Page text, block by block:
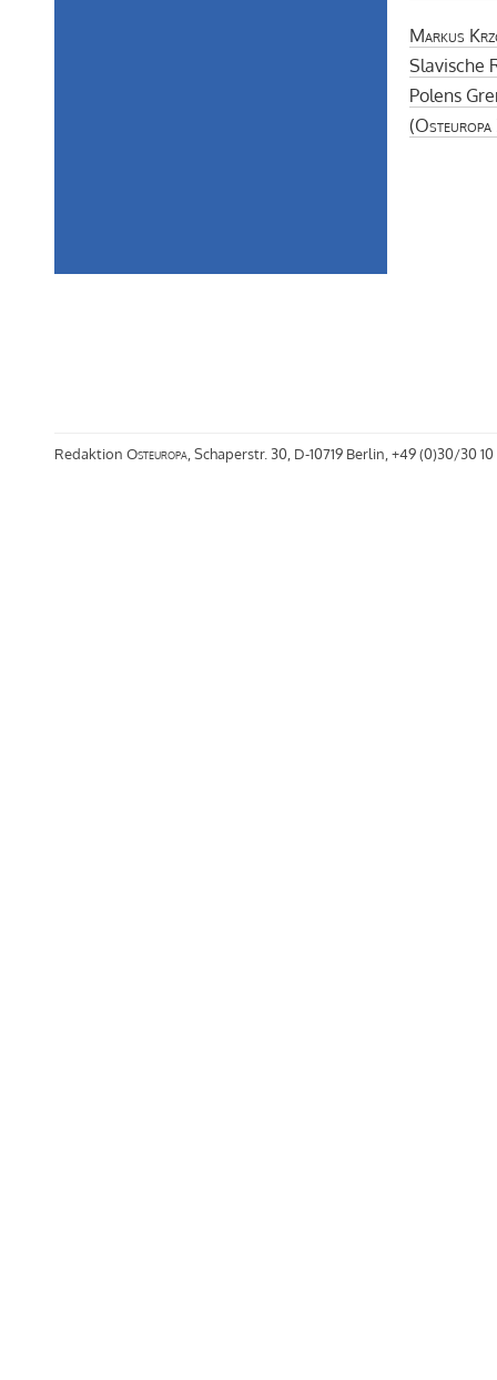
Markus
Slavische
Polens
(Osteuropa
Redaktion Osteuropa, Schaperstr. 30, D-10719 Berlin, +49 (0)30/30